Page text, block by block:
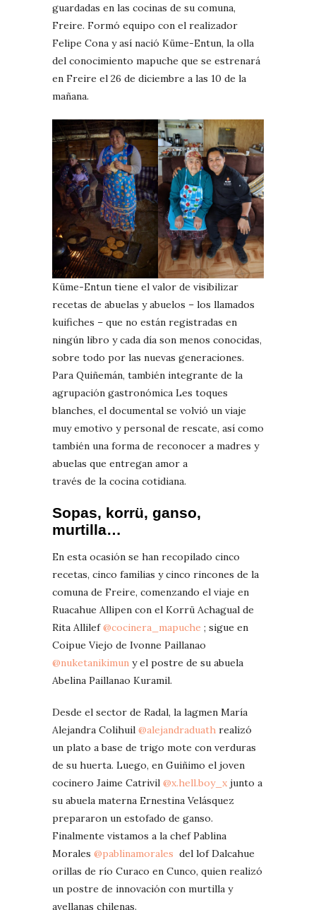
guardadas en las cocinas de su comuna,
Freire. Formó equipo con el realizador
Felipe Cona y así nació Küme-Entun, la olla
del conocimiento mapuche que se estrenará
en Freire el 26 de diciembre a las 10 de la
mañana.
Küme-Entun tiene el valor de visibilizar
recetas de abuelas y abuelos – los llamados
kuifiches – que no están registradas en
ningún libro y cada día son menos conocidas,
sobre todo por las nuevas generaciones.
Para Quiñemán, también integrante de la
agrupación gastronómica Les toques
blanches, el documental se volvió un viaje
muy emotivo y personal de rescate, así como
también una forma de reconocer a madres y
abuelas que entregan amor a
través de la cocina cotidiana.
Sopas, korrü, ganso,
murtilla…
En esta ocasión se han recopilado cinco
recetas, cinco familias y cinco rincones de la
comuna de Freire, comenzando el viaje en
Ruacahue Allipen con el Korrü Achagual de
Rita Allilef@cocinera_mapuche ; sigue en
Coipue Viejo de Ivonne Paillanao
@nuketanikimun y el postre de su abuela
Abelina Paillanao Kuramil.
Desde el sector de Radal, la lagmen María
Alejandra Colihuil @alejandraduath realizó
un plato a base de trigo mote con verduras
de su huerta. Luego, en Guiñimo el joven
cocinero Jaime Catrivil @x.hell.boy_x junto a
su abuela materna Ernestina Velásquez
prepararon un estofado de ganso.
Finalmente vistamos a la chef Pablina
Morales @pablinamorales del lof Dalcahue
orillas de río Curaco en Cunco, quien realizó
un postre de innovación con murtilla y
avellanas chilenas.